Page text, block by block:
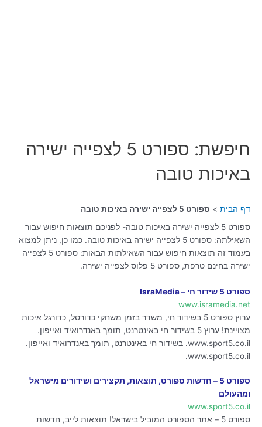
חיפשת: ספורט 5 לצפייה ישירה
באיכות טובה
דף הבית
ספורט 5 לצפייה ישירה באיכות טובה
ספורט 5 לצפייה ישירה באיכות טובה- לפניכם תוצאות חיפוש עבור
השאילתה: ספורט 5 לצפייה ישירה באיכות טובה. כמו כן, ניתן למצוא
בעמוד זה תוצאות חיפוש עבור השאילתות הבאות: ספורט 5 לצפייה
ישירה בחינם טרפת, ספורט 5 פלוס לצפייה ישירה.
ספורט 5 שידור חי – IsraMedia
www.isramedia.net
ערוץ ספורט 5 בשידור חי, משדר בזמן משחקי כדורסל, כדורגל איכות
מצויינת! ערוץ 5 בשידור חי באינטרנט, תומך באנדרואיד ואייפון.
www.sport5.co.il. בשידור חי באינטרנט, תומך באנדרואיד ואייפון.
www.sport5.co.il.
ספורט 5 – חדשות ספורט, תוצאות, תקצירים ושידורים מישראל
ומהעולם
www.sport5.co.il
ספורט 5 – אתר הספורט המוביל בישראל! תוצאות לייב, חדשות